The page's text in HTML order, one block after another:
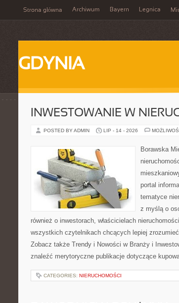
Strona główna Archiwum Bayern Legnica
GDYNIA
INWESTOWANIE W
POSTED BY ADMIN LIP - 14 - 2026
Borawska
portal
tematyce
z myślą o
również o inwestorach, właścicielach
wszystkich czytelnikach chcących lepiej
Zobacz także Trendy i Nowości w Branży i
znaleźć merytoryczne publikacje dotyczące
CATEGORIES: NIERUCHOMOŚCI